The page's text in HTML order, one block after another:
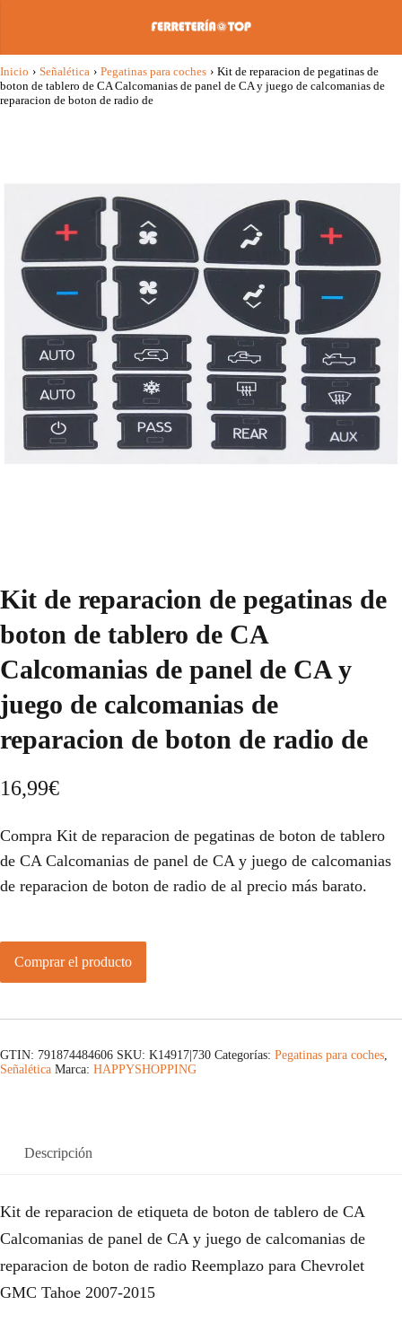
Inicio › Señalética › Pegatinas para coches › Kit de reparacion de pegatinas de
boton de tablero de CA Calcomanias de panel de CA y juego de calcomanias de
reparacion de boton de radio de
Kit de reparacion de pegatinas de
boton de tablero de CA
Calcomanias de panel de CA y
juego de calcomanias de
reparacion de boton de radio de
16,99€
Compra Kit de reparacion de pegatinas de boton de tablero
de CA Calcomanias de panel de CA y juego de calcomanias
de reparacion de boton de radio de al precio más barato.
Comprar el producto
GTIN: 791874484606 SKU: K14917|730 Categorías: Pegatinas para coches,
Señalética Marca: HAPPYSHOPPING
Descripción
Kit de reparacion de etiqueta de boton de tablero de CA
Calcomanias de panel de CA y juego de calcomanias de
reparacion de boton de radio Reemplazo para Chevrolet
GMC Tahoe 2007-2015